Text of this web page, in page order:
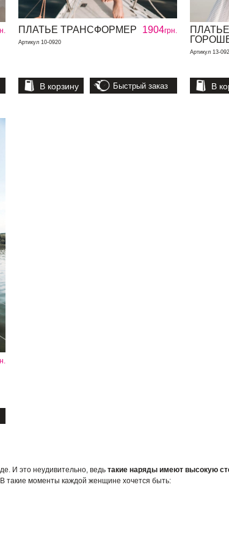
1904грн.
ПЛАТЬЕ ТРАНСФОРМЕР
Артикул 10-0920
В корзину Быстрый заказ
Артикул 13-
В
И это неудивительно, ведь такие наряды имеют высокую
такие моменты каждой женщине хочется быть: